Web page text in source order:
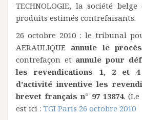
TECHNOLOGIE, la société
produits estimés contrefaisants.
26 octobre 2010 : le tribunal
AERAULIQUE annule le
contrefaçon etannule pour
les revendications 1, 2 et
d’activité inventive les
brevet français n° 97 13874.
est ici : TGI Paris 26 octobre 2010